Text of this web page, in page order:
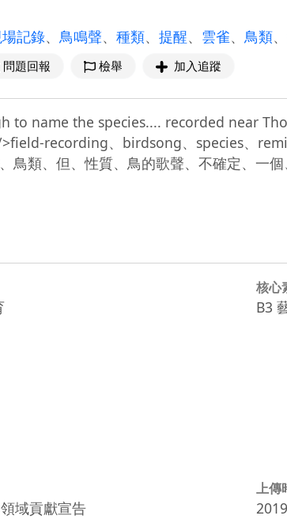
記錄、 鳥鳴聲、 種類、 提醒、 雲雀、 鳥類、
問題回報 檢舉 加入追蹤
name the species.... recorded near
recording、birdsong、species、
類、但、性質、鳥的歌聲、不確定、一
核心
B3
域貢獻宣告
上傳